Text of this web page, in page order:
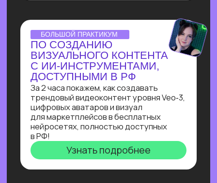
ОNLINE-ПРАКТИКУМ
КАК СОБРАТЬ
ИНТЕРНЕТ МАГАЗИН
В БОТЕ ЗА 40 МИН.
С ПОМОЩЬЮ ИИ
В прямом эфире технический директор
Зерокодер за 40 минут соберет ИИ-
бота для заказов цветов без кода и
расскажет, сколько за это платят!
Узнать подробнее
ОНЛАЙН-ИНТЕНСИВ
СОЗДАЙ БОТА-